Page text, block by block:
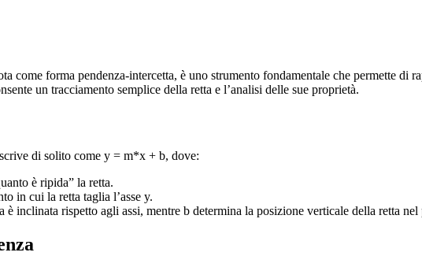
come forma pendenza-intercetta, è uno strumento fondamentale che permette di
un tracciamento semplice della retta e l’analisi delle sue proprietà.
di solito come y = m*x + b, dove:
è ripida” la retta.
in cui la retta taglia l’asse y.
è inclinata rispetto agli assi, mentre b determina la posizione verticale della retta nel